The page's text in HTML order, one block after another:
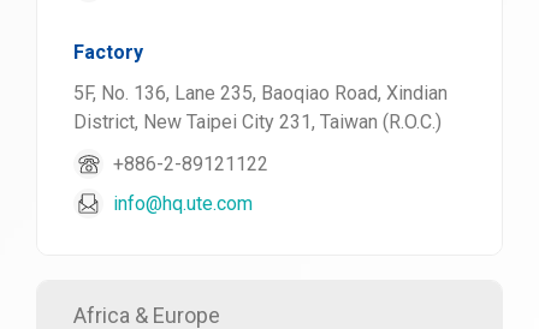
Factory
5F, No. 136, Lane 235, Baoqiao Road, Xindian
District, New Taipei City 231, Taiwan (R.O.C.)
+886-2-89121122
info@hq.ute.com
Africa & Europe